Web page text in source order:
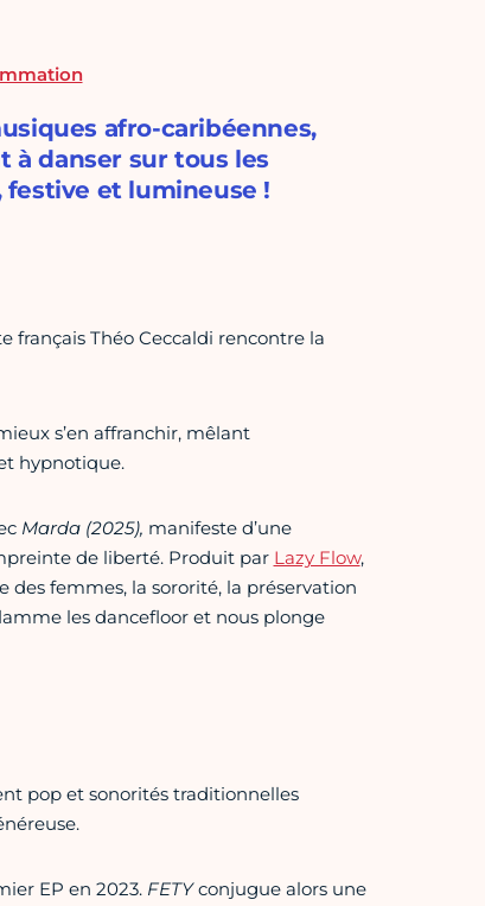
afro-caribéennes,
à danser sur tous les
festive et lumineuse !
français Théo Ceccaldi rencontre la
s’en affranchir, mêlant
hypnotique.
Marda (2025), manifeste d’une
de liberté. Produit par Lazy Flow,
des femmes, la sororité, la préservation
les dancefloor et nous plonge
pop et sonorités traditionnelles
EP en 2023. FETYconjugue alors une